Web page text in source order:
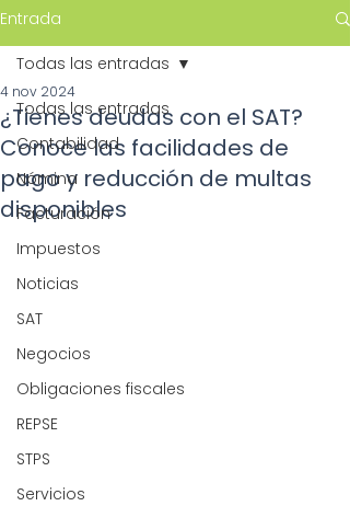
Entrada
Todas las entradas
Contabilidad
Nómina
Facturación
Impuestos
Noticias
SAT
Negocios
Obligaciones fiscales
REPSE
STPS
Servicios
Todas las entradas
¿Tienes deudas con el SAT?
Conoce las facilidades de
pago y reducción de multas
disponibles
4 nov 2024